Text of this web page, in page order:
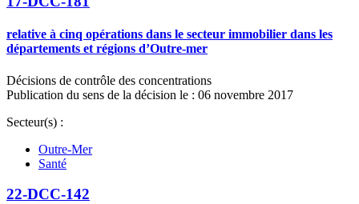
relative à cinq opérations dans le secteur immobilier dans les
départements et régions d’Outre-mer
Décisions de contrôle des concentrations
Publication du sens de la décision le : 06 novembre 2017
Secteur(s) :
Outre-Mer
Santé
22-DCC-142